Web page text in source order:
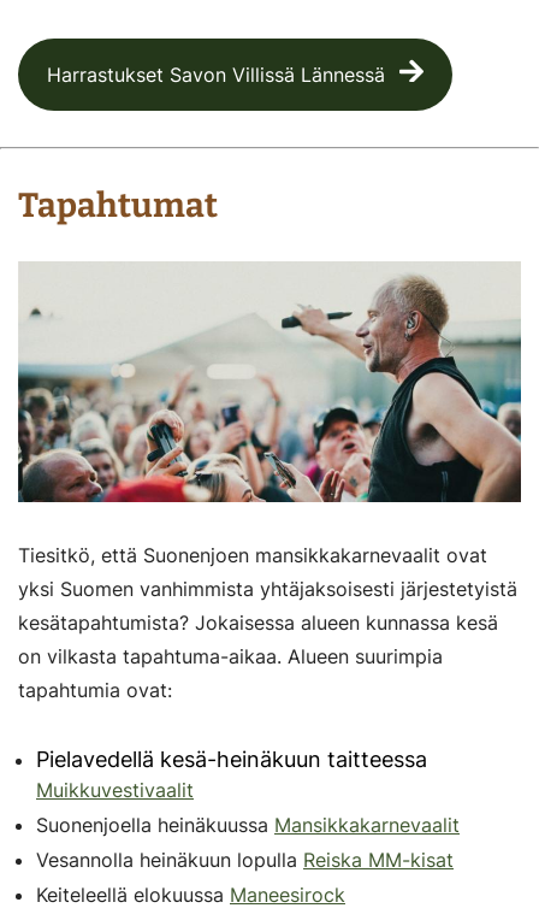
Harrastukset Savon Villissä Lännessä
Tapahtumat
Tiesitkö, että Suonenjoen mansikkakarnevaalit ovat
yksi Suomen vanhimmista yhtäjaksoisesti järjestetyistä
kesätapahtumista? Jokaisessa alueen kunnassa kesä
on vilkasta tapahtuma-aikaa. Alueen suurimpia
tapahtumia ovat:
Pielavedellä kesä-heinäkuun taitteessa
Muikkuvestivaalit
Suonenjoella heinäkuussa Mansikkakarnevaalit
Vesannolla heinäkuun lopulla Reiska MM-kisat
Keiteleellä elokuussa Maneesirock